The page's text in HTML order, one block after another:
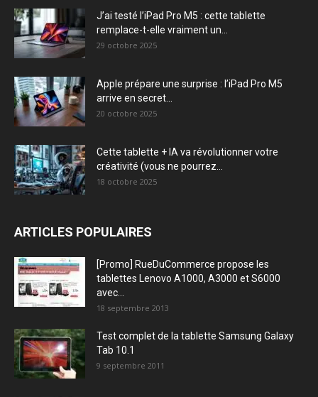
J’ai testé l’iPad Pro M5 : cette tablette
remplace-t-elle vraiment un...
29 octobre 2025
Apple prépare une surprise : l’iPad Pro M5
arrive en secret...
20 octobre 2025
Cette tablette + IA va révolutionner votre
créativité (vous ne pourrez...
18 octobre 2025
ARTICLES POPULAIRES
[Promo] RueDuCommerce propose les
tablettes Lenovo A1000, A3000 et S6000
avec...
18 septembre 2013
Test complet de la tablette Samsung Galaxy
Tab 10.1
9 septembre 2011